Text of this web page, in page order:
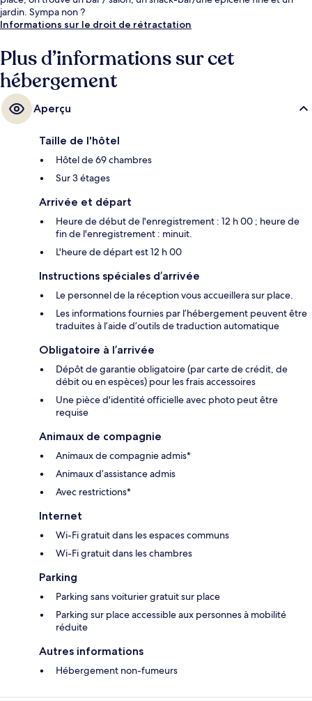
jardin. Sympa non ?
Informations sur le droit de rétractation
Plus d’informations sur cet
hébergement
Aperçu
Taille de l'hôtel
Hôtel de 69 chambres
Sur 3 étages
Arrivée et départ
Heure de début de l'enregistrement : 12 h 00 ; heure de
fin de l'enregistrement : minuit.
L'heure de départ est 12 h 00
Instructions spéciales d’arrivée
Le personnel de la réception vous accueillera sur place.
Les informations fournies par l’hébergement peuvent être
traduites à l’aide d’outils de traduction automatique
Obligatoire à l’arrivée
Dépôt de garantie obligatoire (par carte de crédit, de
débit ou en espèces) pour les frais accessoires
Une pièce d'identité officielle avec photo peut être
requise
Animaux de compagnie
Animaux de compagnie admis*
Animaux d’assistance admis
Avec restrictions*
Internet
Wi-Fi gratuit dans les espaces communs
Wi-Fi gratuit dans les chambres
Parking
Parking sans voiturier gratuit sur place
Parking sur place accessible aux personnes à mobilité
réduite
Autres informations
Hébergement non-fumeurs